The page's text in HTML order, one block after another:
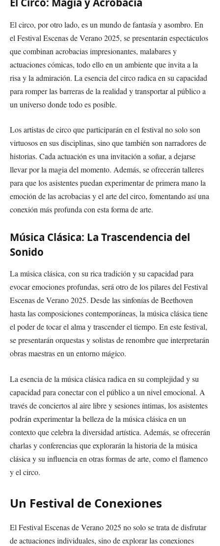
El circo, por otro lado, es un mundo de fantasía y asombro. En
el Festival Escenas de Verano 2025, se presentarán espectáculos
que combinan acrobacias impresionantes, malabares y
actuaciones cómicas, todo ello en un ambiente que invita a la
risa y la admiración. La esencia del circo radica en su capacidad
para romper las barreras de la realidad y transportar al público a
un universo donde todo es posible.
Los artistas de circo que participarán en el festival no solo son
virtuosos en sus disciplinas, sino que también son narradores de
historias. Cada actuación es una invitación a soñar, a dejarse
llevar por la magia del momento. Además, se ofrecerán talleres
para que los asistentes puedan experimentar de primera mano la
emoción de las acrobacias y el arte del circo, fomentando así una
conexión más profunda con esta forma de arte.
Música Clásica: La Trascendencia del
Sonido
La música clásica, con su rica tradición y su capacidad para
evocar emociones profundas, será otro de los pilares del Festival
Escenas de Verano 2025. Desde las sinfonías de Beethoven
hasta las composiciones contemporáneas, la música clásica tiene
el poder de tocar el alma y trascender el tiempo. En este festival,
se presentarán orquestas y solistas de renombre que interpretarán
obras maestras en un entorno mágico.
La esencia de la música clásica radica en su complejidad y su
capacidad para conectar con el público a un nivel emocional. A
través de conciertos al aire libre y sesiones íntimas, los asistentes
podrán experimentar la belleza de la música clásica en un
contexto que celebra la diversidad artística. Además, se ofrecerán
charlas y conferencias que explorarán la historia de la música
clásica y su influencia en otras formas de arte, como el flamenco
y el circo.
Un Festival de Conexiones
El Festival Escenas de Verano 2025 no solo se trata de disfrutar
de actuaciones individuales, sino de explorar las conexiones